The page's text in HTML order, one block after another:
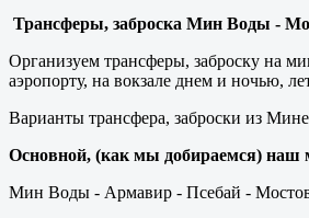
Трансферы, заброска Мин Воды -
Организуем трансферы, заброску на
аэропорту, на вокзале днем и ночью,
Варианты трансфера, заброски из
Основной, (как мы добираемся)
Мин Воды - Армавир - Псебай -